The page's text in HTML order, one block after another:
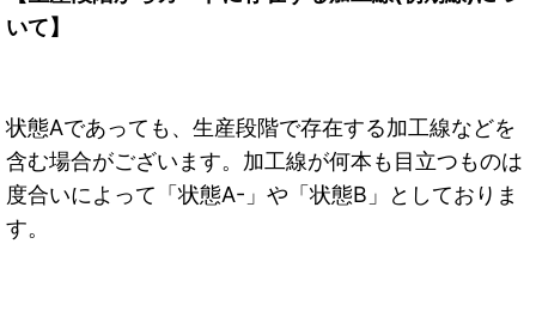
いて】
状態Aであっても、生産段階で存在する加工線などを
含む場合がございます。加工線が何本も目立つものは
度合いによって「状態A-」や「状態B」としておりま
す。